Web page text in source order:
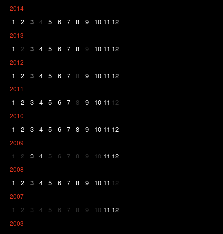
2014
1 2 3 4 5 6 7 8 9 10 11 12
2013
1 2 3 4 5 6 7 8 9 10 11 12
2012
1 2 3 4 5 6 7 8 9 10 11 12
2011
1 2 3 4 5 6 7 8 9 10 11 12
2010
1 2 3 4 5 6 7 8 9 10 11 12
2009
1 2 3 4 5 6 7 8 9 10 11 12
2008
1 2 3 4 5 6 7 8 9 10 11 12
2007
1 2 3 4 5 6 7 8 9 10 11 12
2003